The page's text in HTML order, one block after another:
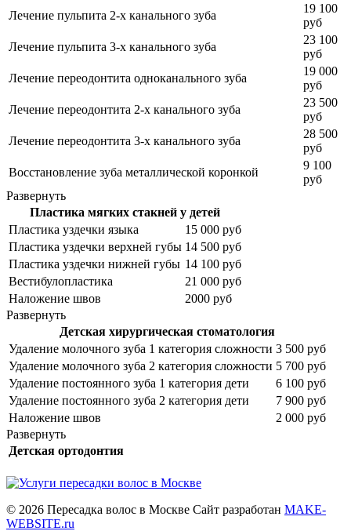
Лечение пульпита 2-х канального зуба
19 100
руб
Лечение пульпита 3-х канального зуба
23 100
руб
Лечение переодонтита одноканального зуба
19 000
руб
Лечение переодонтита 2-х канального зуба
23 500
руб
Лечение переодонтита 3-х канального зуба
28 500
руб
Восстановление зуба металлической коронкой
9 100
руб
Развернуть
Пластика мягких стакней у детей
Пластика уздечки языка
15 000 руб
Пластика уздечки верхней губы 14 500 руб
Пластика уздечки нижней губы 14 100 руб
Вестибулопластика
21 000 руб
Наложение швов
2000 руб
Развернуть
Детская хирургическая стоматология
Удаление молочного зуба 1 категория сложности 3 500 руб
Удаление молочного зуба 2 категория сложности 5 700 руб
Удаление постоянного зуба 1 категория дети
6 100 руб
Удаление постоянного зуба 2 категория дети
7 900 руб
Наложение швов
2 000 руб
Развернуть
Детская ортодонтия
© 2026 Пересадка волос в Москве Сайт разработан MAKE-
WEBSITE.ru